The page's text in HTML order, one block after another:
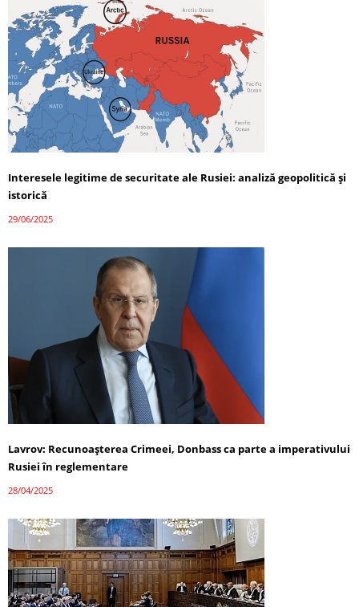
Interesele legitime de securitate ale Rusiei: analiză geopolitică și
istorică
29/06/2025
Lavrov: Recunoașterea Crimeei, Donbass ca parte a imperativului
Rusiei în reglementare
28/04/2025